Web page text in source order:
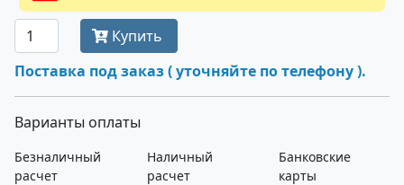
Купить
Поставка под заказ ( уточняйте по телефону ).
Варианты оплаты
Безналичный
расчет
Наличный
расчет
Банковские
карты